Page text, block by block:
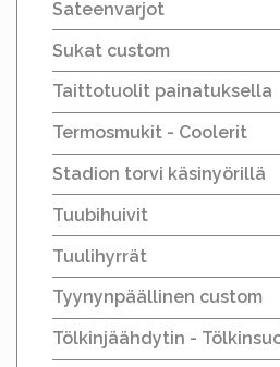
Sateenvarjot
Sukat custom
Taittotuolit painatuksella
Termosmukit - Coolerit
Stadion torvi käsinyörillä
Tuubihuivit
Tuulihyrrät
Tyynynpäällinen custom
Tölkinjäähdytin -